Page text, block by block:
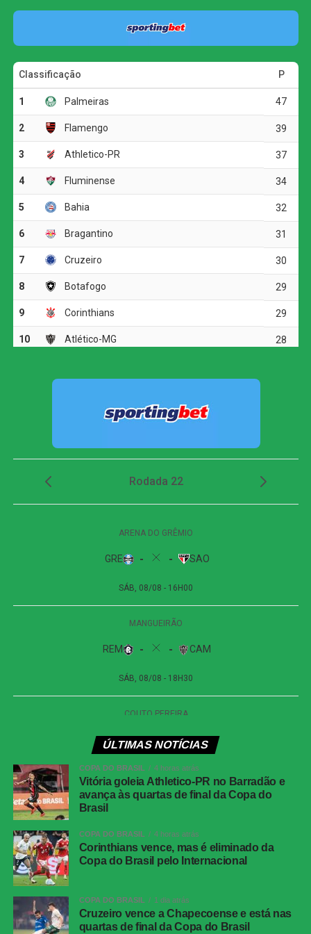
A primeira etapa foi marcada pelo equilíbrio e pela forte
disputa física. As duas equipes encontraram dificuldades
para construir jogadas ofensivas, e as chances claras
foram raras.
A melhor oportunidade antes do intervalo foi do
Corinthians. Aos 23 minutos, Allan fez um cruzamento
preciso para Matheuzinho, que cabeceou com força, mas
O ritmo aumentou no segundo tempo, e o Corinthians
voltou a ameaçar aos 20 minutos. Matheuzinho recuperou
a bola no meio-campo e acionou Yuri Alberto. O atacante
dominou, girou diante da marcação e finalizou com
potência da entrada da área, obrigando Santos a fazer
outra grande intervenção.
Dois minutos mais tarde, Yuri Alberto recebeu um
cobrança de escanteio. Gilberto desviou a bola na
finalização, porém, explodiu no travessão e quase
pouca efetividade ofensiva apresentada durante a
Próximos jogos
de ida das oitavas de final)
Data e horário:02.08 (domingo), às 19h30 (de
Local:Beira-Rio, em Porto Alegre (RS)
Athletico-PR x Vitória| Copa do Brasil (jogo de
ida das oitavas de final)
Data e horário:03.08 (segunda-feira), às 21h (de
Brasília)
Local:
FICHA
TÉCNICA
Partida
Competição
Campeonato Brasileiro – 21ª rodada
ÚLTIMAS NOTÍCIAS
COPA DO BRASIL 4 horas atrás
Vitória goleia Athletico-PR no Barradão e
avança às quartas de final da Copa do
Brasil
COPA DO BRASIL 4 horas atrás
Corinthians vence, mas é eliminado da
Copa do Brasil pelo Internacional
COPA DO BRASIL 1 dia atrás
Cruzeiro vence a Chapecoense e está nas
quartas de final da Copa do Brasil